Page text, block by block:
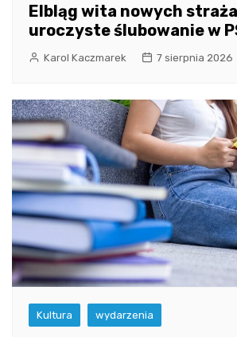
Elbląg wita nowych
uroczyste ślubowanie w
Karol Kaczmarek 7 sierpnia 2026
Kultura wydarzenia